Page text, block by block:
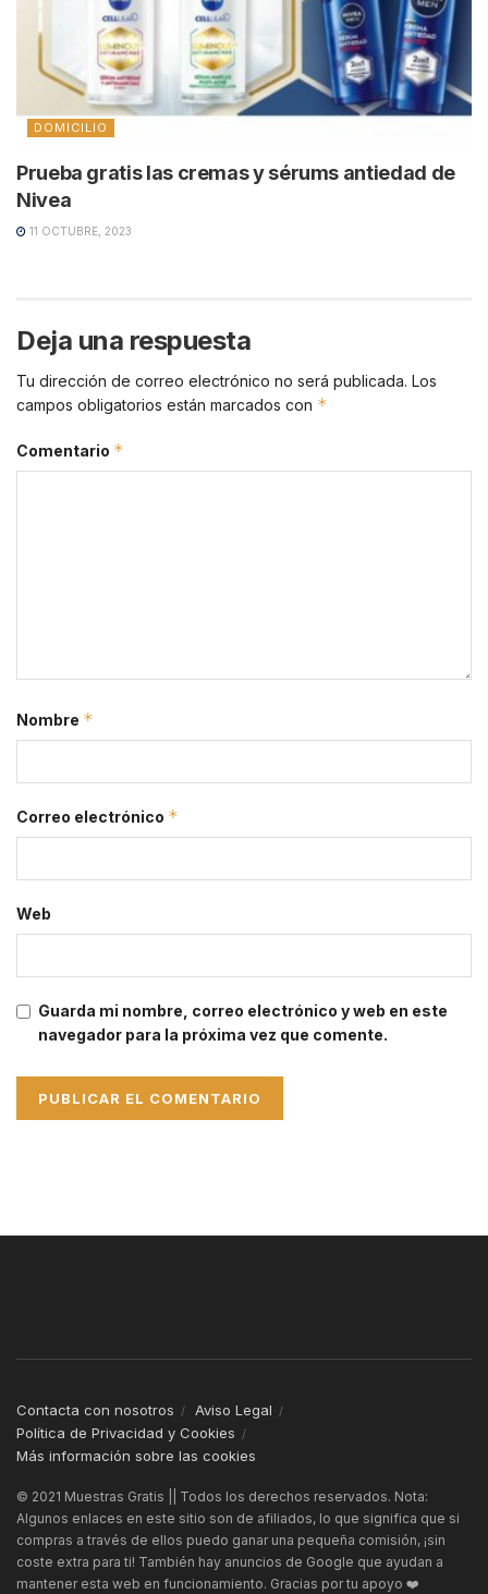
DOMICILIO
Prueba gratis las cremas y sérums antiedad de
Nivea
11 OCTUBRE, 2023
Deja una respuesta
Tu dirección de correo electrónico no será publicada. Los
campos obligatorios están marcados con *
Comentario *
Nombre *
Correo electrónico *
Web
Guarda mi nombre, correo electrónico y web en este
navegador para la próxima vez que comente.
Contacta con nosotros
Aviso Legal
Política de Privacidad y Cookies
Más información sobre las cookies
© 2021 Muestras Gratis || Todos los derechos reservados. Nota:
Algunos enlaces en este sitio son de afiliados, lo que significa que si
compras a través de ellos puedo ganar una pequeña comisión, ¡sin
coste extra para ti! También hay anuncios de Google que ayudan a
mantener esta web en funcionamiento. Gracias por tu apoyo ❤️